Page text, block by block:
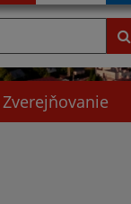
Zverejňovanie